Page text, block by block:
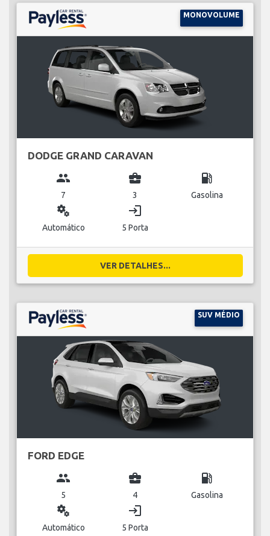
MONOVOLUME
DODGE GRAND CARAVAN
group
7
business_center
3
local_gas_station
Gasolina
miscellaneous_services
Automático
login
5 Porta
VER DETALHES...
SUV MÉDIO
FORD EDGE
group
5
business_center
4
local_gas_station
Gasolina
miscellaneous_services
Automático
login
5 Porta